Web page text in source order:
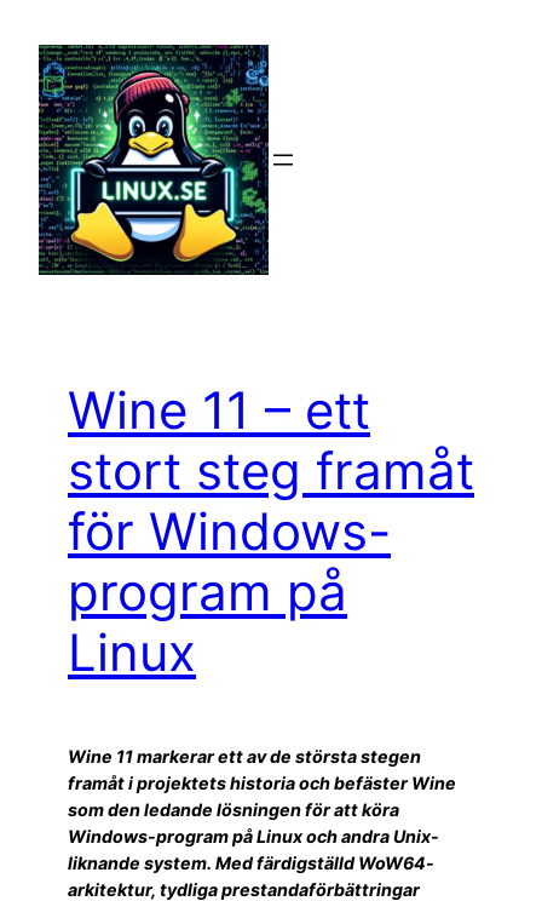
innehåll
Wine 11 – ett
stort steg framåt
för Windows-
program på
Linux
Wine 11 markerar ett av de största stegen
framåt i projektets historia och befäster Wine
som den ledande lösningen för att köra
Windows-program på Linux och andra Unix-
liknande system. Med färdigställd WoW64-
arkitektur, tydliga prestandaförbättringar